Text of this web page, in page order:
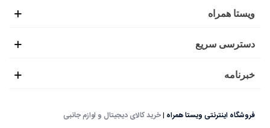
ویستا همراه
دسترسی سریع
خبرنامه
فروشگاه اینترنتی ویستا همراه |خرید کالای دیجیتال و لوازم جانبی